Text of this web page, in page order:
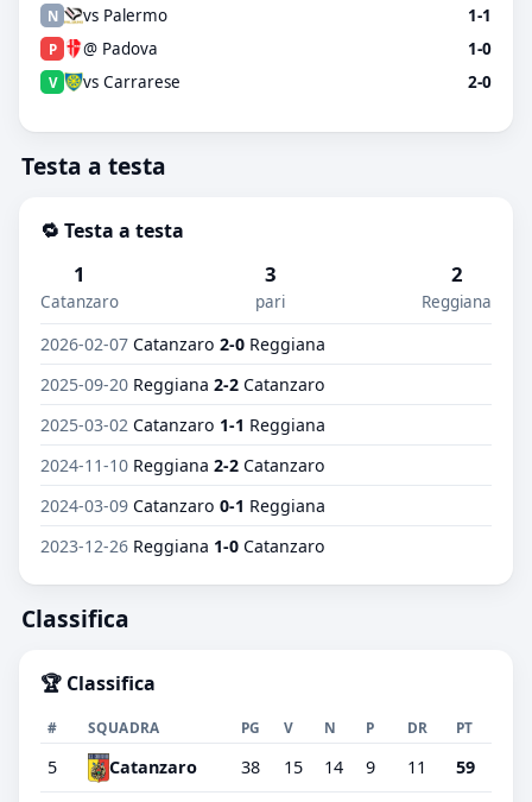
N vs Palermo 1-1
P @ Padova 1-0
V vs Carrarese 2-0
Testa a testa
🔁 Testa a testa
1
Catanzaro
3
pari
2
Reggiana
2026-02-07 Catanzaro 2-0 Reggiana
2025-09-20 Reggiana 2-2 Catanzaro
2025-03-02 Catanzaro 1-1 Reggiana
2024-11-10 Reggiana 2-2 Catanzaro
2024-03-09 Catanzaro 0-1 Reggiana
2023-12-26 Reggiana 1-0 Catanzaro
Classifica
🏆 Classifica
# SQUADRA PG V N P DR PT
5 Catanzaro 38 15 14 9 11 59